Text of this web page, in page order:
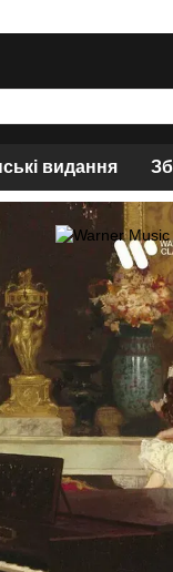
видання